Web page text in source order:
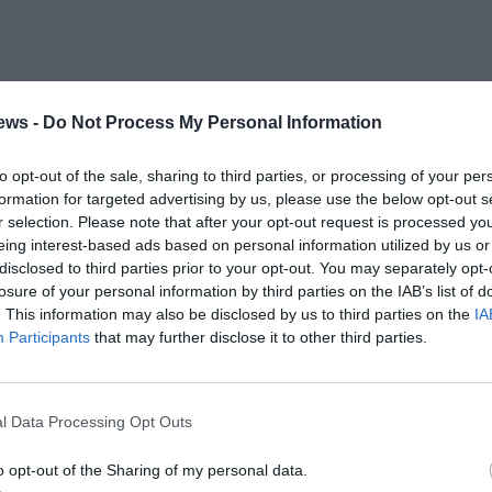
- Do Not Process My Personal Information
opt-out of the sale, sharing to third parties, or processing of your
for targeted advertising by us, please use the below opt-out
selection. Please note that after your opt-out request is processed
interest-based ads based on personal information utilized by us
to third parties prior to your opt-out. You may separately
of your personal information by third parties on the IAB’s list of
This information may also be disclosed by us to third parties on the
Participants that may further disclose it to other third parties.
Data Processing Opt Outs
opt-out of the Sharing of my personal data.
Ιερό Ναό Υπαπαντής του Χριστού χοροστατούντος
κ. Χρυσοστόμου, καθώς επίσης επιμνημόσυνη δέηση
της πλατείας 23ηςΜαρτίου. Τον πανηγυρικό
μεταδιδακτορικός ερευνητής του